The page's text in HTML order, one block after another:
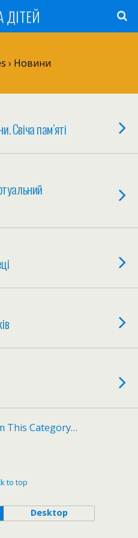
ДІТЕЙ
› Новини
Свіча пам’яті
This Category…
to top
Desktop